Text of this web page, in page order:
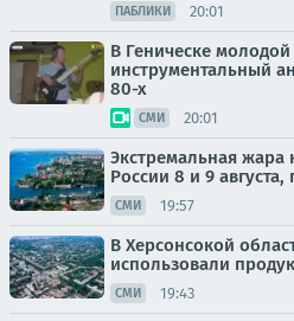
ПАБЛИКИ 20:01
В Геническе
инструментальный
80-х
СМИ 20:01
Экстремальная
России 8 и 9
СМИ 19:57
В Херсонсокой
использовали
СМИ 19:43